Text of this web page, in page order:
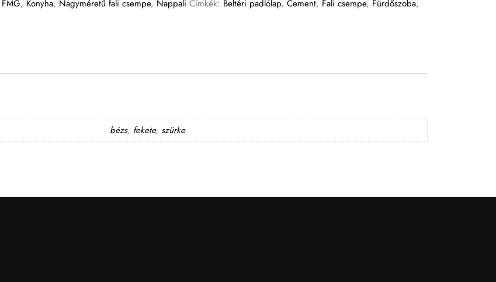
, Konyha, Nagyméretű fali csempe, Nappali Címkék: Beltéri padlólap, Cement, Fali csempe, Fürdőszoba,
bézs, fekete, szürke